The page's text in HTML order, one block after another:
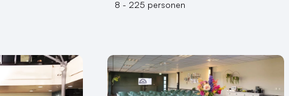
8 - 225 personen